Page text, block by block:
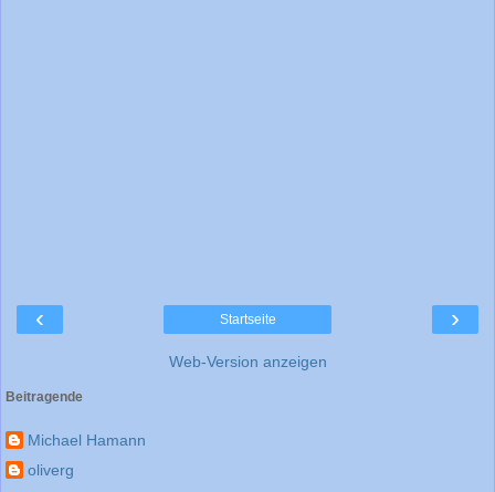
‹ ›
Startseite
Web-Version anzeigen
Beitragende
Michael Hamann
oliverg